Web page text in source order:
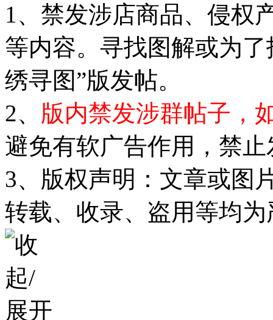
1、禁发涉店商品、侵权
等内容。寻找图解或为
绣寻图”版发帖。
2、 版内禁发涉群帖子，
避免有软广告作用，禁
3、版权声明：文章或图
转载、收录、盗用等均